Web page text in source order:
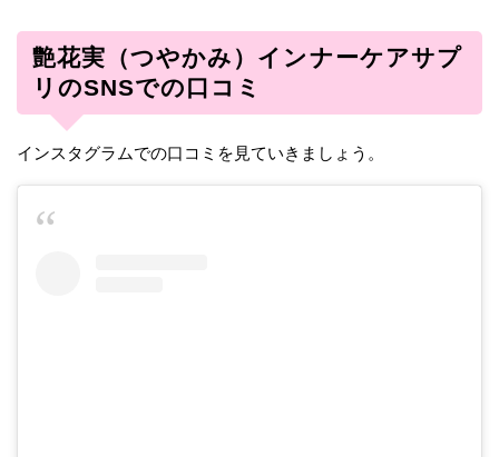
艶花実（つやかみ）インナーケアサプ
リのSNSでの口コミ
インスタグラムでの口コミを見ていきましょう。